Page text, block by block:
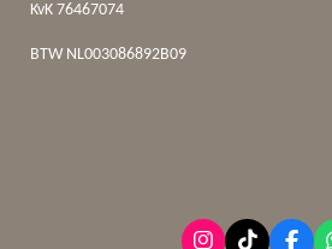
KvK 76467074
BTW NL003086892B09